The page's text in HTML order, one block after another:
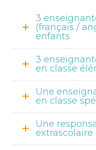
3
(français /
enfants
3
en classe
Une
en classe
Une
extrascolaire